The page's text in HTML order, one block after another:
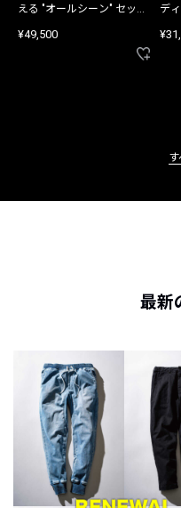
える "オールシーン" セット
¥49,500
デ
最新